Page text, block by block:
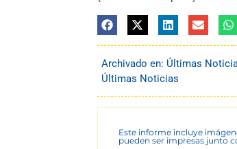
Archivado en: Últimas
Últimas Noticias
Este informe incluye
pueden ser impresas junto